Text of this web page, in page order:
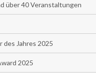
über 40 Veranstaltungen
Jahres 2025
2025